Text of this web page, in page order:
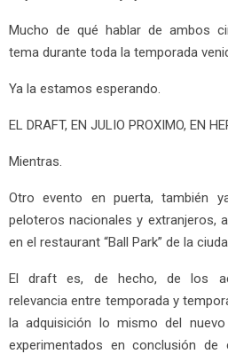
Mucho de qué hablar de ambos
tema durante toda la temporada
Ya la estamos esperando.
EL DRAFT, EN JULIO PROXIMO, EN
Mientras.
Otro evento en puerta, también
peloteros nacionales y extranjeros,
en el restaurant “Ball Park” de la
El draft es, de hecho, de los
relevancia entre temporada y
la adquisición lo mismo del
experimentados en conclusión